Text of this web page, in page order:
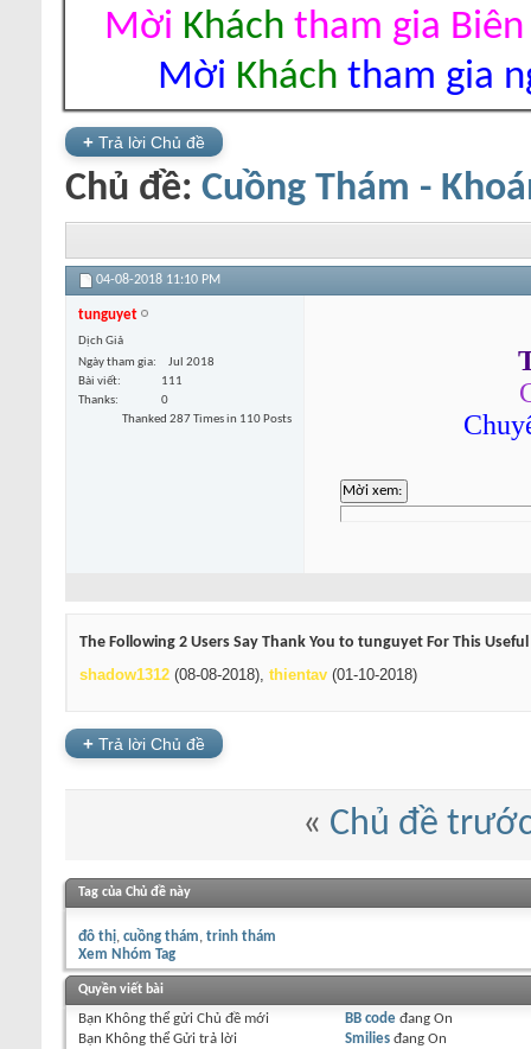
Mời Khách tham gia
Mời Khách tham gia
+ Trả lời Chủ đề
Chủ đề: Cuồng Thám -
04-08-2018 11:10 PM
tunguyet
Dịch Giả
Ngày tham gia
Jul 2018
Bài viết
111
Thanks
0
Thanked 287 Times in 110 Posts
The Following 2 Users Say Thank You to tunguyet For This
shadow1312 (08-08-2018), thientav (01-10-2018)
+ Trả lời Chủ đề
« Chủ đề
Tag của Chủ đề này
đô thị cuồng thám trinh thám
Xem Nhóm Tag
Quyền viết bài
Bạn Không thể gửi Chủ đề mới
Bạn Không thể Gửi trả lời
BB code đang On
Smiliesđang On